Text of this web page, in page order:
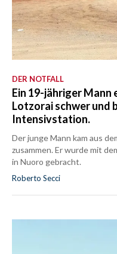
DER NOTFALL
Ein 19-jähriger
Lotzorai schwer und
Intensivstation.
Der junge Mann kam aus
zusammen. Er wurde mit
in Nuoro gebracht.
Roberto Secci